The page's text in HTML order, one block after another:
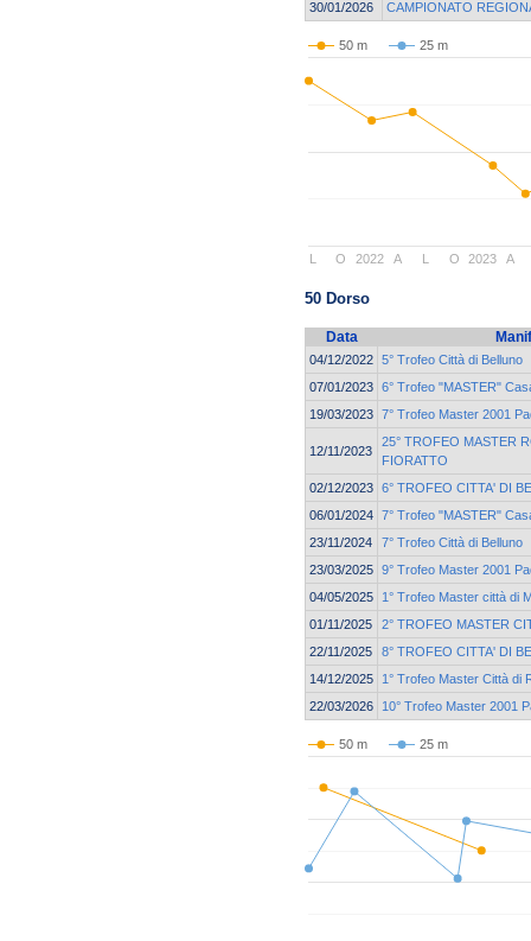
30/01/2026
CAMPIONATO
50 m 25 m
2022 2023
L O A L O A
50 Dorso
Data
04/12/2022 5° Trofeo Città di Belluno
07/01/2023 6° Trofeo "MASTER"
19/03/2023 7° Trofeo Master 2001
12/11/2023
25° TROFEO MASTER
FIORATTO
02/12/2023 6° TROFEO CITTA' DI
06/01/2024 7° Trofeo "MASTER"
23/11/2024
7° Trofeo Città di Belluno
23/03/2025 9° Trofeo Master 2001
04/05/2025
1° Trofeo Master città di
01/11/2025
2° TROFEO MASTER
22/11/2025
8° TROFEO CITTA' DI
14/12/2025
1° Trofeo Master Città di
22/03/2026
10° Trofeo Master 2001
50 m 25 m